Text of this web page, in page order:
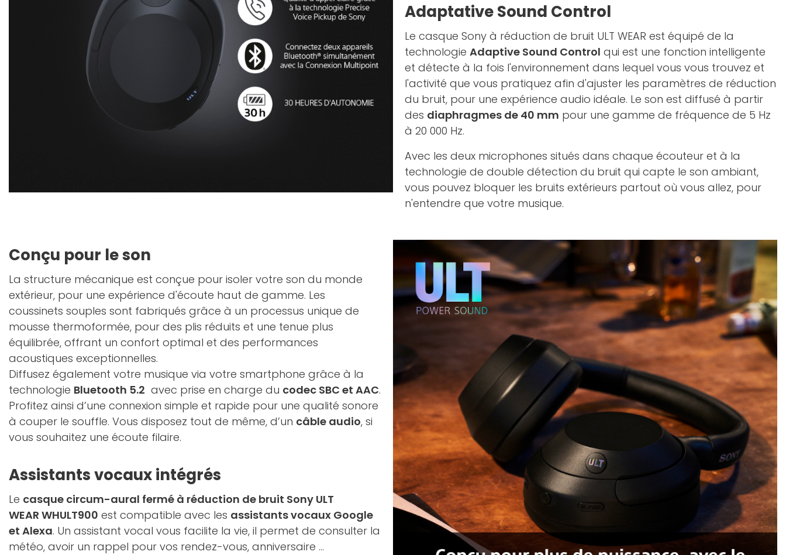
Adaptative Sound Control
Le casque Sony à réduction de bruit ULT WEAR est équipé de la
technologie Adaptive Sound Control qui est une fonction intelligente
et détecte à la fois l'environnement dans lequel vous vous trouvez et
l'activité que vous pratiquez afin d'ajuster les paramètres de réduction
du bruit, pour une expérience audio idéale. Le son est diffusé à partir
des diaphragmes de 40 mm pour une gamme de fréquence de 5 Hz
à 20 000 Hz.
Avec les deux microphones situés dans chaque écouteur et à la
technologie de double détection du bruit qui capte le son ambiant,
vous pouvez bloquer les bruits extérieurs partout où vous allez, pour
n'entendre que votre musique.
Conçu pour le son
La structure mécanique est conçue pour isoler votre son du monde
extérieur, pour une expérience d'écoute haut de gamme. Les
coussinets souples sont fabriqués grâce à un processus unique de
mousse thermoformée, pour des plis réduits et une tenue plus
équilibrée, offrant un confort optimal et des performances
acoustiques exceptionnelles.
Diffusez également votre musique via votre smartphone grâce à la
technologie Bluetooth 5.2 avec prise en charge du codec SBC et AAC.
Profitez ainsi d’une connexion simple et rapide pour une qualité sonore
à couper le souffle. Vous disposez tout de même, d’un câble audio, si
vous souhaitez une écoute filaire.
Assistants vocaux intégrés
Le casque circum-aural fermé à réduction de bruit Sony ULT
WEAR WHULT900 est compatible avec les assistants vocaux Google
et Alexa. Un assistant vocal vous facilite la vie, il permet de consulter la
météo, avoir un rappel pour vos rendez-vous, anniversaire ...